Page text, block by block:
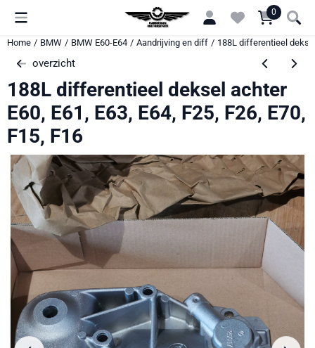
Cookievoorkeuren zijn momenteel gesloten. 0
Home / BMW / BMW E60-E64 / Aandrijving en diff / 188L differentieel deksel
overzicht
188L differentieel deksel achter
E60, E61, E63, E64, F25, F26, E70,
F15, F16